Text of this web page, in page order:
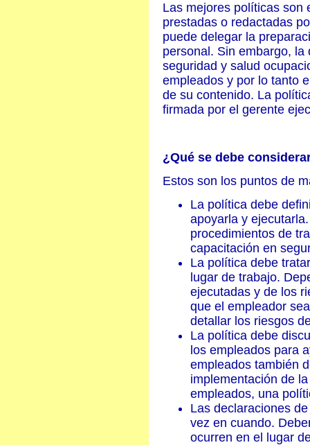
Las mejores políticas son
prestadas o redactadas
puede delegar la
personal. Sin embargo,
seguridad y salud
empleados y por lo tanto
de su contenido. La
firmada por el gerente
¿Qué se debe
Estos son los puntos de
La política debe
apoyarla y
procedimientos de
capacitación en
La política debe
lugar de trabajo.
ejecutadas y de los
que el empleador
detallar los riesgos
La política debe
los empleados para
empleados también
implementación de
empleados, una
Las declaraciones
vez en cuando.
ocurren en el lugar